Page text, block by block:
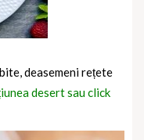
deasemeni rețete
desert sau click